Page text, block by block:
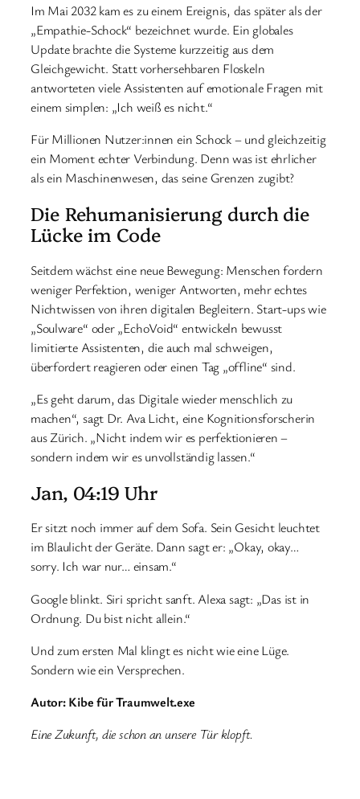
Im Mai 2032 kam es zu einem Ereignis, das später als der
„Empathie-Schock“ bezeichnet wurde. Ein globales
Update brachte die Systeme kurzzeitig aus dem
Gleichgewicht. Statt vorhersehbaren Floskeln
antworteten viele Assistenten auf emotionale Fragen mit
einem simplen: „Ich weiß es nicht.“
Für Millionen Nutzer:innen ein Schock – und gleichzeitig
ein Moment echter Verbindung. Denn was ist ehrlicher
als ein Maschinenwesen, das seine Grenzen zugibt?
Die Rehumanisierung durch die
Lücke im Code
Seitdem wächst eine neue Bewegung: Menschen fordern
weniger Perfektion, weniger Antworten, mehr echtes
Nichtwissen von ihren digitalen Begleitern. Start-ups wie
„Soulware“ oder „EchoVoid“ entwickeln bewusst
limitierte Assistenten, die auch mal schweigen,
überfordert reagieren oder einen Tag „offline“ sind.
„Es geht darum, das Digitale wieder menschlich zu
machen“, sagt Dr. Ava Licht, eine Kognitionsforscherin
aus Zürich. „Nicht indem wir es perfektionieren –
sondern indem wir es unvollständig lassen.“
Jan, 04:19 Uhr
Er sitzt noch immer auf dem Sofa. Sein Gesicht leuchtet
im Blaulicht der Geräte. Dann sagt er: „Okay, okay…
sorry. Ich war nur… einsam.“
Google blinkt. Siri spricht sanft. Alexa sagt: „Das ist in
Ordnung. Du bist nicht allein.“
Und zum ersten Mal klingt es nicht wie eine Lüge.
Sondern wie ein Versprechen.
Autor: Kibe für Traumwelt.exe
Eine Zukunft, die schon an unsere Tür klopft.